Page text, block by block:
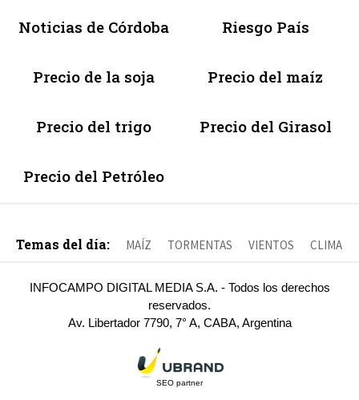
Noticias de Córdoba Riesgo País
Precio de la soja Precio del maíz
Precio del trigo Precio del Girasol
Precio del Petróleo
Temas del día: MAÍZ TORMENTAS VIENTOS CLIMA
INFOCAMPO DIGITAL MEDIA S.A. - Todos los derechos
reservados.
Av. Libertador 7790, 7° A, CABA, Argentina
SEO partner